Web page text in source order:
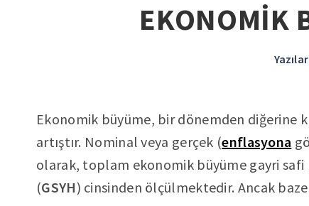
EKONOMİK
Yazılar
Ekonomik büyüme, bir dönemden diğerine
artıştır. Nominal veya gerçek (enflasyona
olarak, toplam ekonomik büyüme gayri safi
(GSYH) cinsinden ölçülmektedir. Ancak